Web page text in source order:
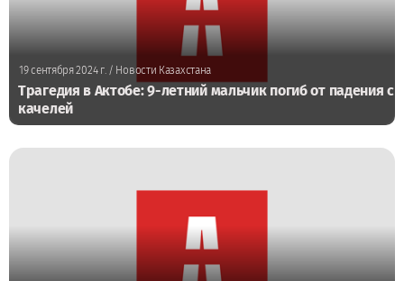
19 сентября 2024 г. / Новости Казахстана
Трагедия в Актобе: 9-летний мальчик погиб от падения с
качелей